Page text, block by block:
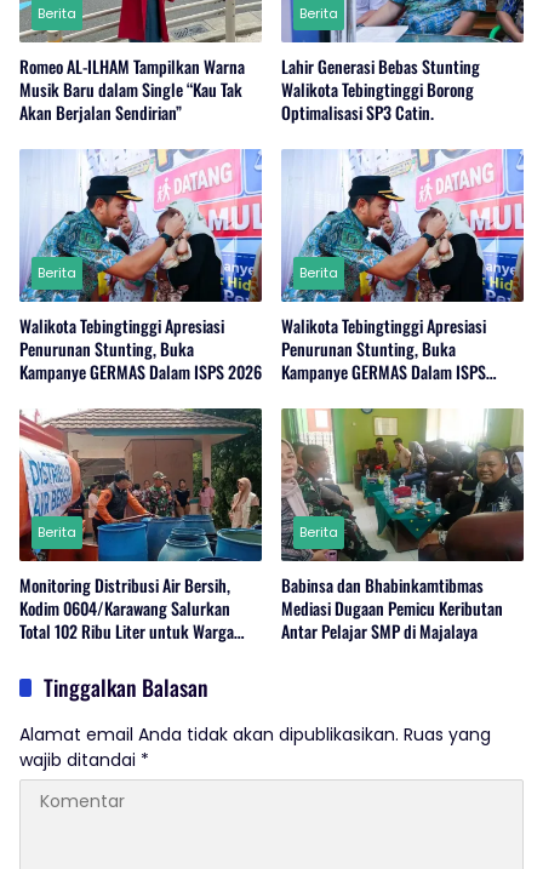
Berita
Romeo AL-ILHAM Tampilkan Warna
Musik Baru dalam Single “Kau Tak
Akan Berjalan Sendirian”
Berita
Lahir Generasi Bebas Stunting
Walikota Tebingtinggi Borong
Optimalisasi SP3 Catin.
Berita
Walikota Tebingtinggi Apresiasi
Penurunan Stunting, Buka
Kampanye GERMAS Dalam ISPS 2026
Berita
Walikota Tebingtinggi Apresiasi
Penurunan Stunting, Buka
Kampanye GERMAS Dalam ISPS
Berita
Monitoring Distribusi Air Bersih,
Kodim 0604/Karawang Salurkan
Total 102 Ribu Liter untuk Warga
Berita
Babinsa dan Bhabinkamtibmas
Mediasi Dugaan Pemicu Keributan
Antar Pelajar SMP di Majalaya
Tinggalkan Balasan
Alamat email Anda tidak akan dipublikasikan. Ruas yang
wajib ditandai *